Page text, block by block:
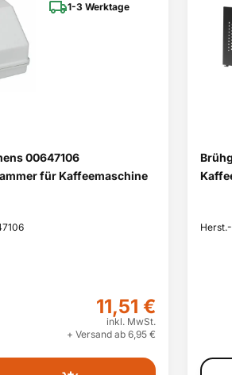
1-3 Werktage
00647106
für Kaffeemaschine
11,51 €
inkl. MwSt.
+ Versand ab 6,95 €